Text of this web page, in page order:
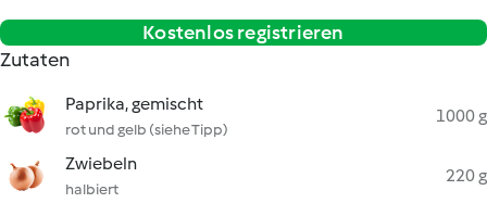
Kostenlos registrieren
Zutaten
Paprika, gemischt
rot und gelb (siehe Tipp)
1000 g
Zwiebeln
halbiert
220 g